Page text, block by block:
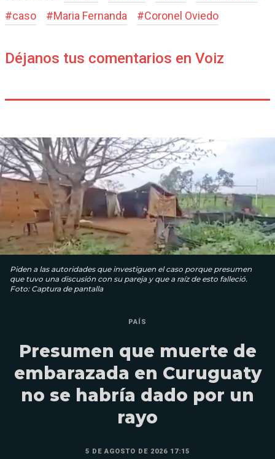
#caso #Maria Fernanda #Coronel Oviedo
Déjanos tus comentarios en Voiz
Piden a las autoridades que investiguen el caso porque presumen
que tuvo una discusión con su pareja y que a raíz de esto falleció.
Foto: Captura de pantalla
PAÍS
Presumen que muerte de
embarazada en Curuguaty
no se habría dado por un
rayo
5 DE AGOSTO DE 2026 17:15